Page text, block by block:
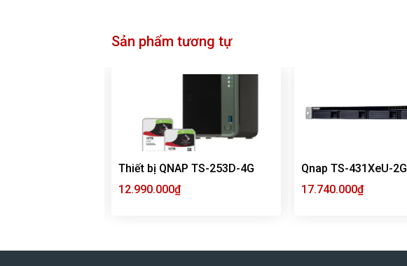
Sản phẩm tương tự
Thiết bị QNAP TS-253D-4G
12.990.000₫
Qnap TS-431XeU-2G
17.740.000₫